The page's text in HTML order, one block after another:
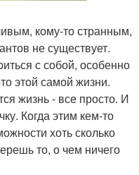
кому-то странным,
не существует.
с собой, особенно
этой самой жизни.
жизнь - все просто. И
Когда этим кем-то
хоть сколько
то, о чем ничего